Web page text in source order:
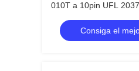
010T a 10pin UFL
Micro Coax AWG36
de cableConsiga el